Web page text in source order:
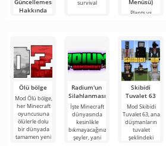
Güncellemesi
Hakkında
Minecraft
dünyası bir kez
daha değişti ve
bu
survival
Menüsü)
Plants vs
Ölü bölge
Mod Ölü bölge,
her Minecraft
oyuncusuna
ölülerle dolu
bir dünyada
tamamen yeni
Radium'un
Silahlanması
İşte Minecraft
dünyasında
kesinlikle
bıkmayacağınız
şeyler, yani
Skibidi
Tuvalet 63
Mod Skibidi
Tuvalet 63, ana
düşmanların
tuvalet
şeklindeki